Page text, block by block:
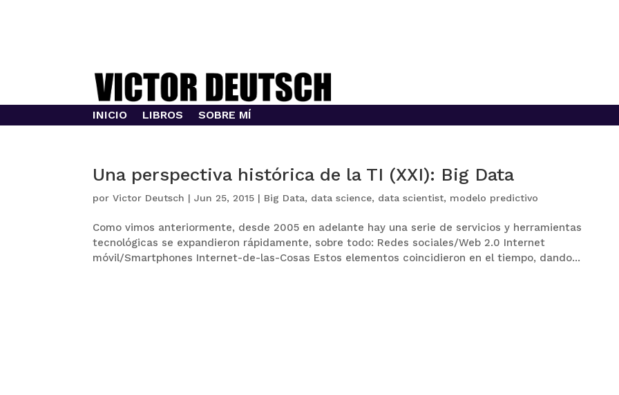
INICIO LIBROS SOBRE MÍ
Una perspectiva histórica de la TI (XXI): Big Data
porVictor Deutsch |Jun 25, 2015 | Big Data, data science, data scientist, modelo predictivo
Como vimos anteriormente, desde 2005 en adelante hay una serie de servicios y herramientas
tecnológicas se expandieron rápidamente, sobre todo: Redes sociales/Web 2.0 Internet
móvil/Smartphones Internet-de-las-Cosas Estos elementos coincidieron en el tiempo, dando...